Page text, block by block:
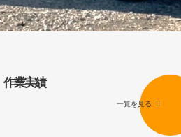
作業実績
一覧を見る